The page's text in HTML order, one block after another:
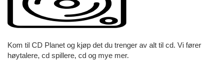
Kom til CD Planet og kjøp det du trenger av alt til cd. Vi fører
høytalere, cd spillere, cd og mye mer.